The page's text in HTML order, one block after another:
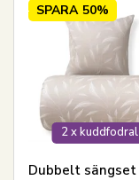
2 x kuddfodral
SPARA 50%
Dubbelt sängset